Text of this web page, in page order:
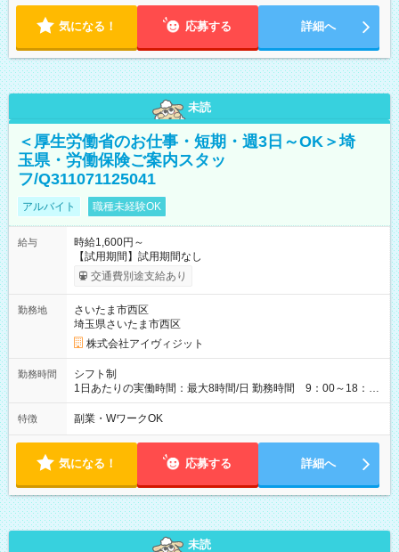
気になる！ 応募する 詳細へ
未読
＜厚生労働省のお仕事・短期・週3日～OK＞埼
玉県・労働保険ご案内スタッ
フ/Q311071125041
アルバイト 職種未経験OK
給与
時給1,600円～
【試用期間】試用期間なし
交通費別途支給あり
勤務地
さいたま市西区
埼玉県さいたま市西区
株式会社アイヴィジット
勤務時間
シフト制
1日あたりの実働時間：最大8時間/日 勤務時間 9：00～18：
00(実働8h、休憩1h) 土日祝含む週3日～OK、シフト制 ※もちろ
ん週5日勤務もOK♪ 勤務期間：2026年8月12日～9月9日※リスト
特徴 副業・WワークOK
気になる！ 応募する 詳細へ
未読